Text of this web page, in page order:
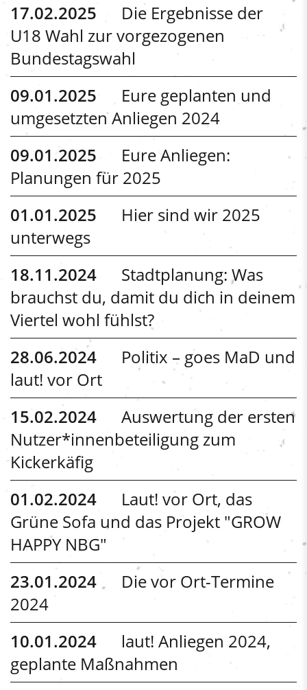
17.02.2025
Die Ergebnisse der
U18 Wahl zur vorgezogenen
Bundestagswahl
09.01.2025
Eure geplanten und
umgesetzten Anliegen 2024
09.01.2025
Eure Anliegen:
Planungen für 2025
01.01.2025
Hier sind wir 2025
unterwegs
18.11.2024
Stadtplanung: Was
brauchst du, damit du dich in deinem
Viertel wohl fühlst?
28.06.2024
Politix – goes MaD und
laut! vor Ort
15.02.2024
Auswertung der ersten
Nutzer*innenbeteiligung zum
Kickerkäfig
01.02.2024
Laut! vor Ort, das
Grüne Sofa und das Projekt "GROW
HAPPY NBG"
23.01.2024
Die vor Ort-Termine
2024
10.01.2024
laut! Anliegen 2024,
geplante Maßnahmen